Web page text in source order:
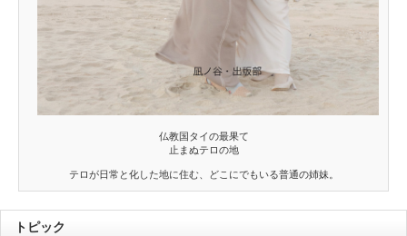
仏教国タイの最果て
止まぬテロの地
テロが日常と化した地に住む、どこにでもいる普通の姉妹。
トピック